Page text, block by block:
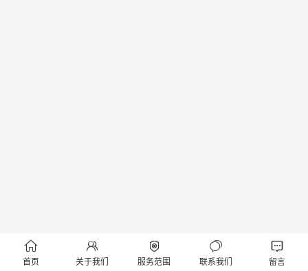

首页

关于我们

服务范围

联系我们

留言